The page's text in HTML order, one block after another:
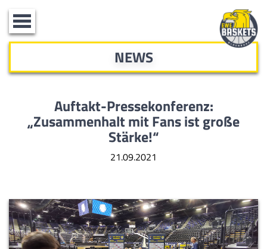
Toggle
navigation
NEWS
Auftakt-Pressekonferenz:
„Zusammenhalt mit Fans ist große
Stärke!“
21.09.2021